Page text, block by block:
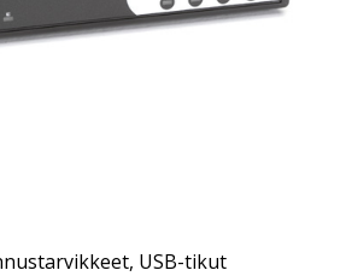
, USB-tikut